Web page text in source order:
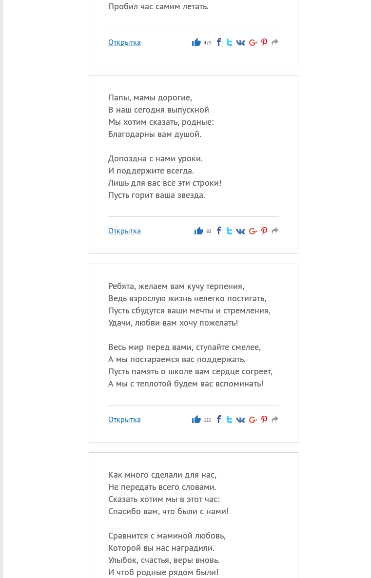
Пробил час самим летать.
Открытка 422
Папы, мамы дорогие,
В наш сегодня выпускной
Мы хотим сказать, родные:
Благодарны вам душой.
Допоздна с нами уроки.
И поддержите всегда.
Лишь для вас все эти строки!
Пусть горит ваша звезда.
Открытка 83
Ребята, желаем вам кучу терпения,
Ведь взрослую жизнь нелегко постигать,
Пусть сбудутся ваши мечты и стремления,
Удачи, любви вам хочу пожелать!
Весь мир перед вами, ступайте смелее,
А мы постараемся вас поддержать.
Пусть память о школе вам сердце согреет,
А мы с теплотой будем вас вспоминать!
Открытка 121
Как много сделали для нас,
Не передать всего словами.
Сказать хотим мы в этот час:
Спасибо вам, что были с нами!
Сравнится с маминой любовь,
Которой вы нас наградили.
Улыбок, счастья, веры вновь.
И чтоб родные рядом были!